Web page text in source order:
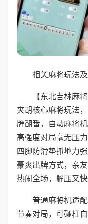
相关麻将玩法
【东北吉林麻
夹胡核心麻将玩法
牌翻番，自动麻将
高强度对局毫无压
四脚防滑垫抓地力
豪爽出牌方式，亲
热闹全场，解压又快
普通麻将机适
节奏对局，可碰杠